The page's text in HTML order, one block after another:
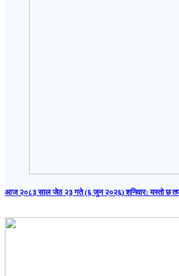
आज २०८३ साल जेठ २३ गते (६ जुन २०२६) शनिवार: यस्तो छ